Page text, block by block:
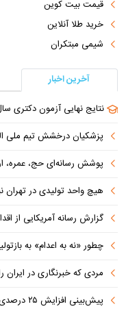
قیمت بیت کوین
خرید طلا آنلاین
شیمی مبتکران
آخرین اخبار
نتایج نهایی آزمون دکتری سال ۱۴۰۵ اواخر مرداد اعلام
پزشکیان درخشش تیم ملی
پوشش رسانه‌ای حج، عمره،
هیچ واحد تولیدی در تهران
گزارش رسانه آمریکایی از
چطور «نه به اعدام» به
مردی که خبرنگاری در
پیش‌بینی افزایش ۲۵ درصدی حضور زائران در دهه پایانی ماه صفر در مشهد